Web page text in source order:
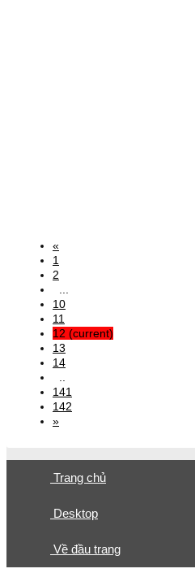
«
1
2
...
10
11
12 (current)
13
14
..
141
142
»
Trang chủ
Desktop
Về đầu trang